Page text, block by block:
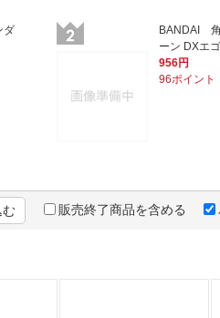
お問合せ
ダ
BANDAI
ーン DXエ
956円
96ポイント
む 販売終了商品を含める